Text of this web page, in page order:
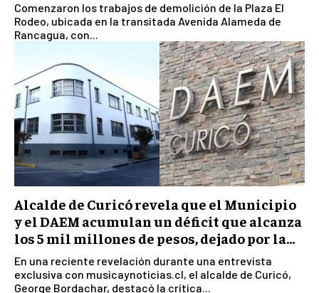
Comenzaron los trabajos de demolición de la Plaza El
Rodeo, ubicada en la transitada Avenida Alameda de
Rancagua, con...
Alcalde de Curicó revela que el Municipio
y el DAEM acumulan un déficit que alcanza
los 5 mil millones de pesos, dejado por la...
En una reciente revelación durante una entrevista
exclusiva con musicaynoticias.cl, el alcalde de Curicó,
George Bordachar, destacó la crítica...